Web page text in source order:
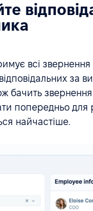
всі звернення
за
бачить звернення
попередньо для
найчастіше.